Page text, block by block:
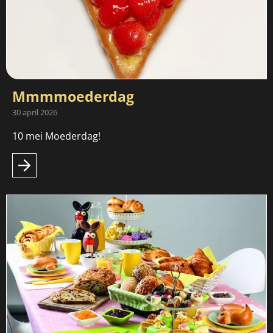
Mmmmoederdag
30 april 2026
10 mei Moederdag!